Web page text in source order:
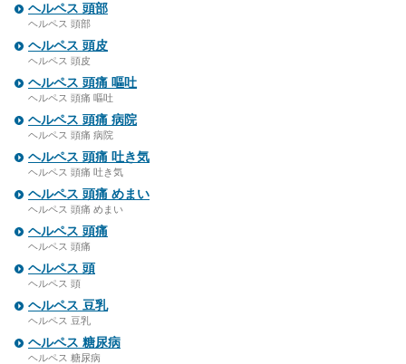
ヘルペス 頭部
ヘルペス 頭部
ヘルペス 頭皮
ヘルペス 頭皮
ヘルペス 頭痛 嘔吐
ヘルペス 頭痛 嘔吐
ヘルペス 頭痛 病院
ヘルペス 頭痛 病院
ヘルペス 頭痛 吐き気
ヘルペス 頭痛 吐き気
ヘルペス 頭痛 めまい
ヘルペス 頭痛 めまい
ヘルペス 頭痛
ヘルペス 頭痛
ヘルペス 頭
ヘルペス 頭
ヘルペス 豆乳
ヘルペス 豆乳
ヘルペス 糖尿病
ヘルペス 糖尿病